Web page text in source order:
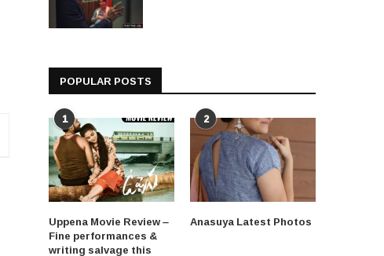
POPULAR POSTS
1
Uppena Movie Review –
Fine performances &
writing salvage this
2
Anasuya Latest Photos